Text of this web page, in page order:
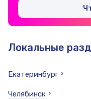
Локальные
Екатеринбург
Челябинск